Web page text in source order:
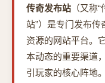
传奇发布站 （又称
站”）是专门发布
资源的网站平台。
本动态的重要渠道
引玩家的核心阵地。